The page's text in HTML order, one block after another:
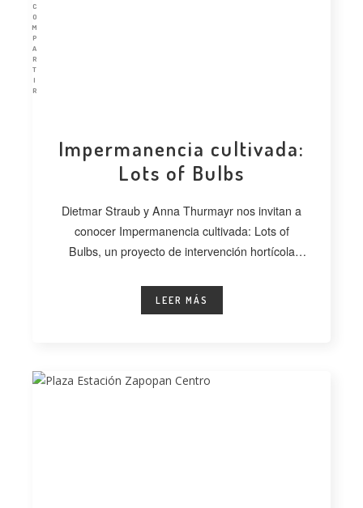
C
O
M
P
A
R
T
I
R
Impermanencia cultivada:
Lots of Bulbs
Dietmar Straub y Anna Thurmayr nos invitan a
conocer Impermanencia cultivada: Lots of
Bulbs, un proyecto de intervención hortícola
LEER MÁS